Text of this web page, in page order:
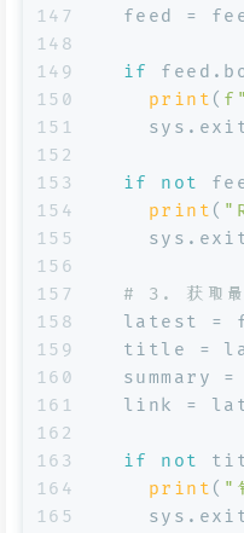
147
148
149
150
151
152
153
154
155
156
157
158
159
160
161
162
163
164
165
feed =
if
print (
if not
print (
# 3. 获取最
latest =
title =
summary =
link =
if not
print ( "